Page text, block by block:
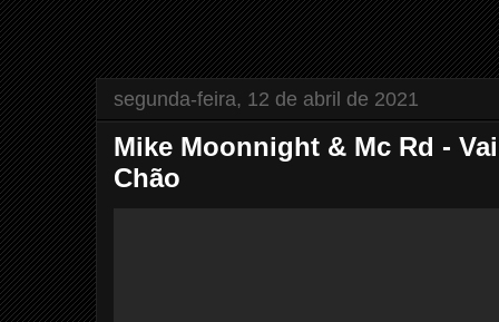
segunda-feira, 12 de abril de 2021
Mike Moonnight & Mc Rd -
Chão